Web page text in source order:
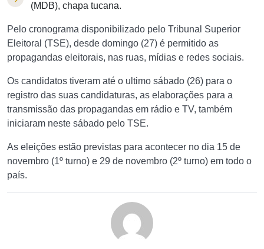
(MDB), chapa tucana.
Pelo cronograma disponibilizado pelo Tribunal Superior
Eleitoral (TSE), desde domingo (27) é permitido as
propagandas eleitorais, nas ruas, mídias e redes sociais.
Os candidatos tiveram até o ultimo sábado (26) para o
registro das suas candidaturas, as elaborações para a
transmissão das propagandas em rádio e TV, também
iniciaram neste sábado pelo TSE.
As eleições estão previstas para acontecer no dia 15 de
novembro (1º turno) e 29 de novembro (2º turno) em todo o
país.